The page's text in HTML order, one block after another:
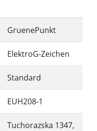
GruenePunkt
ElektroG-Zeichen
Standard
EUH208-1
Tuchorazska 1347,